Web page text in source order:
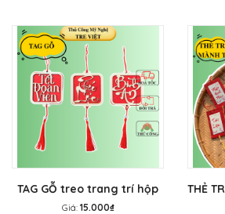
TAG GỖ treo trang trí hộp
quà - THẺ TREO trang trí
Giá:15.000₫
THẺ
-